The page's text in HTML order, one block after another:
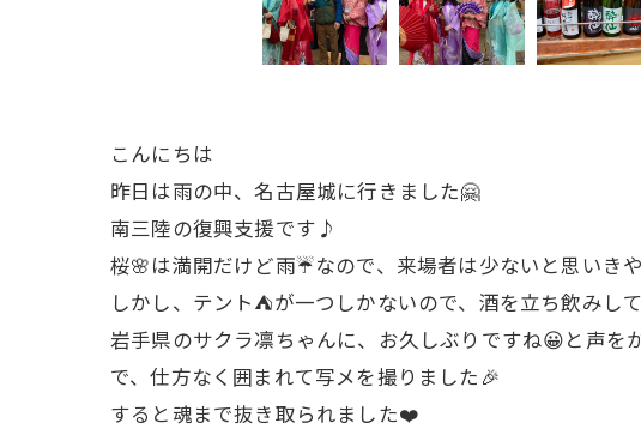
こんにちは
昨日は雨の中、名古屋城に行きました🤗
南三陸の復興支援です♪
桜🌸は満開だけど雨☔️なので、来場者は少ないと思いき
しかし、テント⛺️が一つしかないので、酒を立ち飲み
岩手県のサクラ凛ちゃんに、お久しぶりですね😀と声
で、仕方なく囲まれて写メを撮りました🎉
すると魂まで抜き取られました❤️